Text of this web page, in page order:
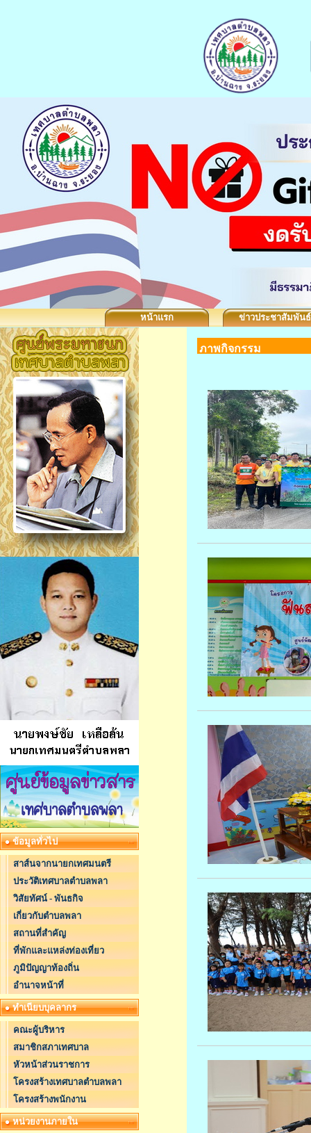
หน้าแรก ข่าวประชาสัมพันธ์
ข้อมูลทั่วไป
สาส์นจากนายกเทศมนตรี
ประวัติเทศบาลตำบลพลา
วิสัยทัศน์ - พันธกิจ
เกี่ยวกับตำบลพลา
สถานที่สำคัญ
ที่พักและแหล่งท่องเที่ยว
ภูมิปัญญาท้องถิ่น
อำนาจหน้าที่
ทำเนียบบุคลากร
คณะผู้บริหาร
สมาชิกสภาเทศบาล
หัวหน้าส่วนราชการ
โครงสร้างเทศบาลตำบลพลา
โครงสร้างพนักงาน
หน่วยงานภายใน
ภาพกิจกรรม